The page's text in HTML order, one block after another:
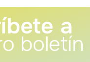
a
boletín